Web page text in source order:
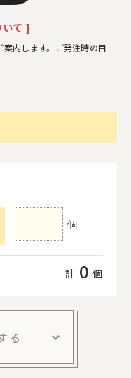
て ]
内します。ご発注時の目
個
計 0 個
る